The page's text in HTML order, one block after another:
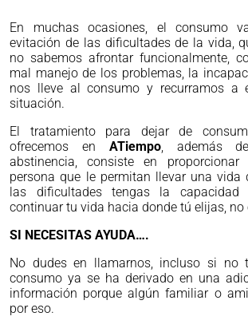
En muchas ocasiones, el consumo
evitación de las dificultades de la vida,
no sabemos afrontar funcionalmente,
mal manejo de los problemas, la
nos lleve al consumo y recurramos a
situación.
El tratamiento para dejar de
ofrecemos en ATiempo, además
abstinencia, consiste en
persona que le permitan llevar una vida
las dificultades tengas la
continuar tu vida hacia donde tú elijas, no
SI NECESITAS AYUDA….
No dudes en llamarnos, incluso si no
consumo ya se ha derivado en una
información porque algún familiar o
por eso.